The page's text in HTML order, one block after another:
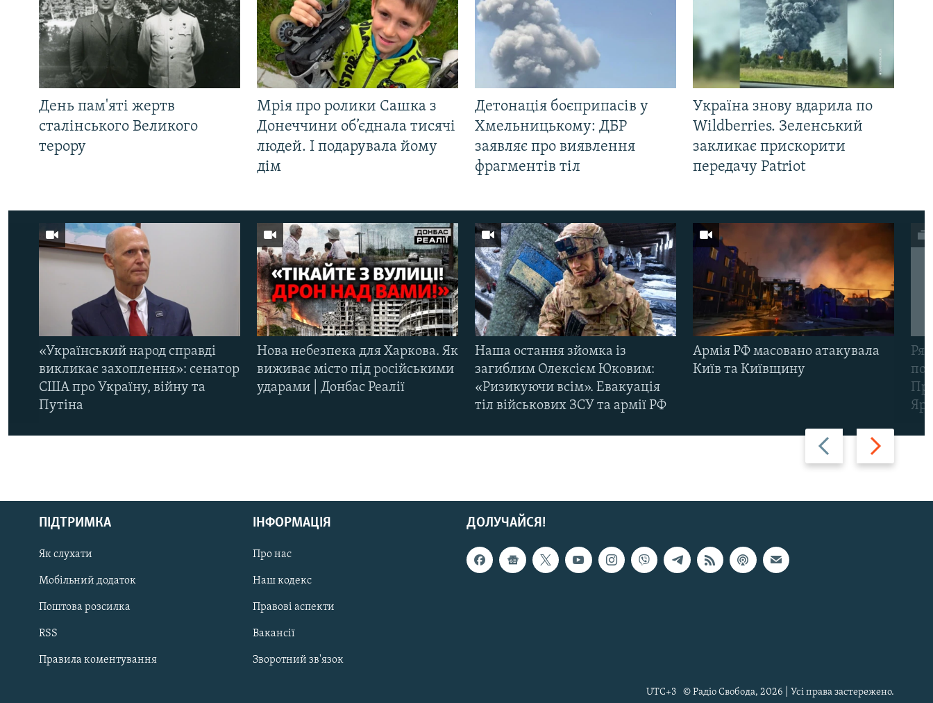
РУС
ДОЛУЧАЙСЯ!
День пам'яті жертв
сталінського Великого
терору
Мрія про ролики Сашка з
Донеччини об’єднала тисячі
людей. І подарувала йому
дім
Детонація боєприпасів у
Хмельницькому: ДБР
заявляє про виявлення
фрагментів тіл
Україна знову вдарила по
Wildberries. Зеленський
закликає прискорити
передачу Patriot
Назад Вперед
«Український народ справді
викликає захоплення»: сенатор
США про Україну, війну та
Путіна
Нова небезпека для Харкова. Як
виживає місто під російськими
ударами | Донбас Реалії
Наша остання зйомка із
загиблим Олексієм Юковим:
«Ризикуючи всім». Евакуація
тіл військових ЗСУ та армії РФ
Армія РФ масовано атакувала
Київ та Київщину
ДОЛУЧАЙСЯ!
ПІДТРИМКА
Як слухати
Мобільний додаток
Поштова розсилка
RSS
Правила коментування
ІНФОРМАЦІЯ
Про нас
Наш кодекс
Правові аспекти
Вакансії
Зворотний зв'язок
© Радіо Свобода, 2026 | Усі права застережено.
UTC+3